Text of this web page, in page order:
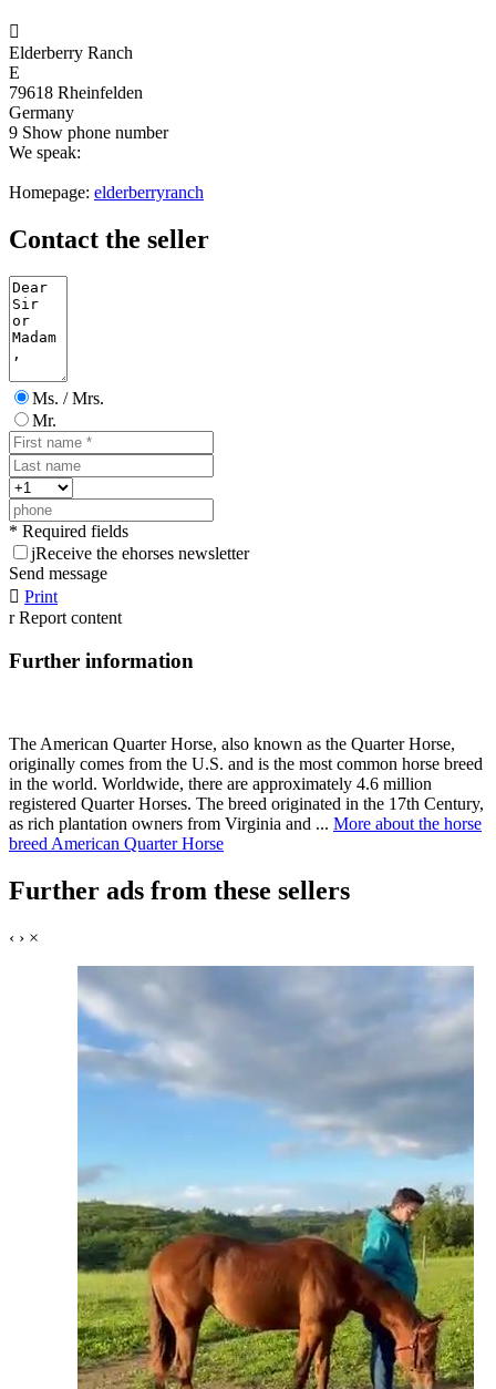

Elderberry Ranch
E
79618 Rheinfelden
Germany
9 Show phone number
We speak:
Homepage: elderberryranch
Contact the seller
Ms. / Mrs.
Mr.
* Required fields
jReceive the ehorses newsletter
Send message
 Print
r Report content
Further information
The American Quarter Horse, also known as the Quarter Horse,
originally comes from the U.S. and is the most common horse breed
in the world. Worldwide, there are approximately 4.6 million
registered Quarter Horses. The breed originated in the 17th Century,
as rich plantation owners from Virginia and ... More about the horse
breed American Quarter Horse
Further ads from these sellers
‹ › ×